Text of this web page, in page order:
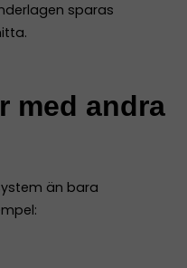
sparas
med andra
än bara